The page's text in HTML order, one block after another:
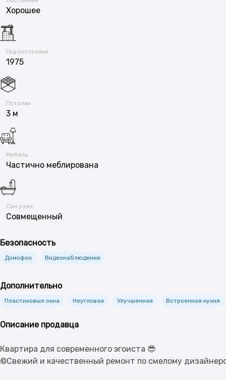
Хорошее
Год постройки
1975
Потолки
3 м
Мебель
Частично меблирована
Сан.узел
Совмещенный
Безопасность
Домофон Видеонаблюдение
Дополнительно
Пластиковые окна Неугловая Улучшенная Встроенная кухня
Описание продавца
Квартира для современного эгоиста 😎
©️Свежий и качественный ремонт по смелому